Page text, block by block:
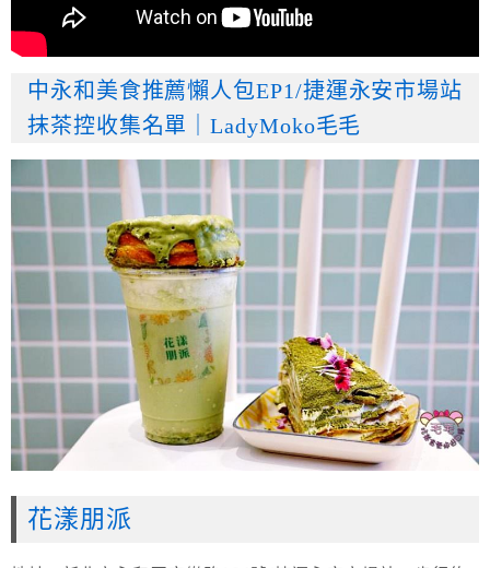
中永和美食推薦懶人包EP1/捷運永安市場站
抹茶控收集名單｜LadyMoko毛毛
花漾朋派